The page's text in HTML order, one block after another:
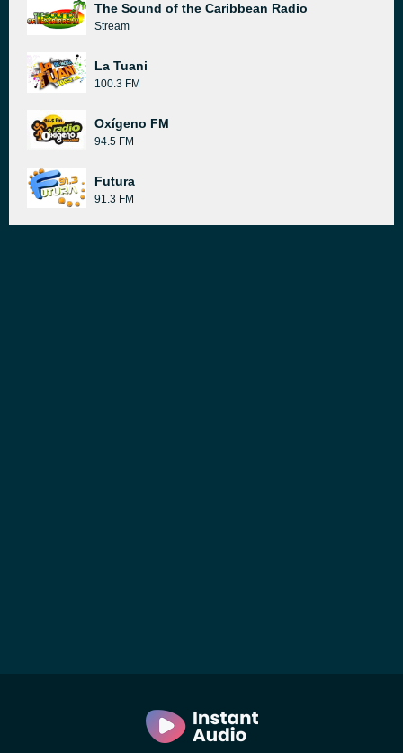
The Sound of the Caribbean Radio
Stream
La Tuani
100.3 FM
Oxígeno FM
94.5 FM
Futura
91.3 FM